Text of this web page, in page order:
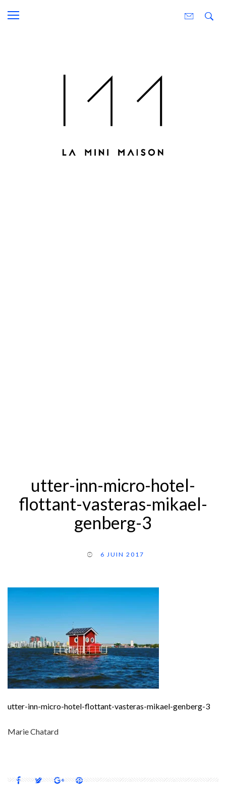
utter-inn-micro-hotel-
flottant-vasteras-mikael-
genberg-3
6 JUIN 2017
utter-inn-micro-hotel-flottant-vasteras-mikael-genberg-3
Marie Chatard